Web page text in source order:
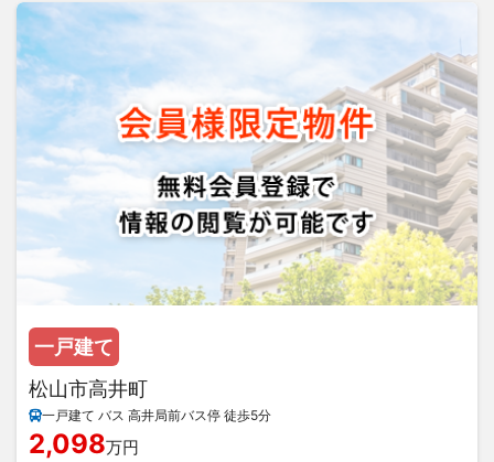
一戸建て
松山市高井町
一戸建て バス 高井局前バス停 徒歩5分
2,098万円